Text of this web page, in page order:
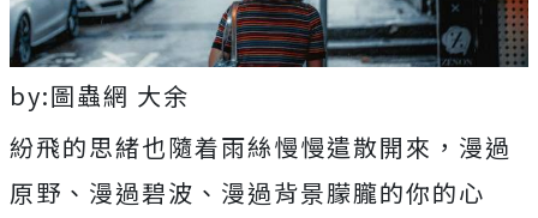
by:圖蟲網 大余
紛飛的思緒也隨着雨絲慢慢遣散開來，漫過
原野、漫過碧波、漫過背景朦朧的你的心